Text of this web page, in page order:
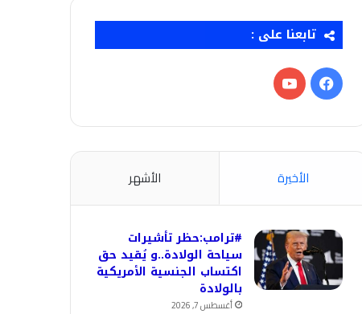
تابعنا على :
فيسبوك‫YouTube
الأخيرة الأشهر
#ترامب:حظر تأشيرات
سياحة الولادة..و يُقيد حق
اكتساب الجنسية الأمريكية
بالولادة
أغسطس 7, 2026